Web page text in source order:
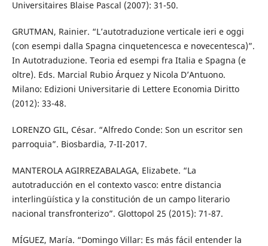
Universitaires Blaise Pascal (2007): 31-50.
GRUTMAN, Rainier. “L’autotraduzione verticale ieri e oggi
(con esempi dalla Spagna cinquetencesca e novecentesca)”.
In Autotraduzione. Teoria ed esempi fra Italia e Spagna (e
oltre). Eds. Marcial Rubio Árquez y Nicola D’Antuono.
Milano: Edizioni Universitarie di Lettere Economia Diritto
(2012): 33-48.
LORENZO GIL, César. “Alfredo Conde: Son un escritor sen
parroquia”. Biosbardia, 7-II-2017.
MANTEROLA AGIRREZABALAGA, Elizabete. “La
autotraducción en el contexto vasco: entre distancia
interlingüística y la constitución de un campo literario
nacional transfronterizo”. Glottopol 25 (2015): 71-87.
MÍGUEZ, María. “Domingo Villar: Es más fácil entender la